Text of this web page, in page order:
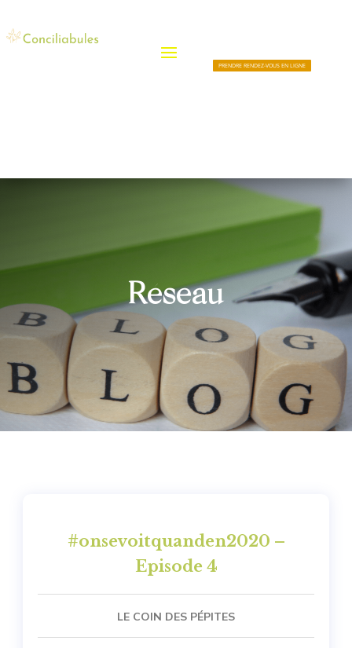
PRENDRE RENDEZ-VOUS EN LIGNE
Réseau
#onsevoitquanden2020 –
Episode 4
LE COIN DES PÉPITES